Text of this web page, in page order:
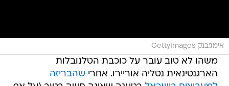
אימג'בנק GettyImages
משהו לא טוב עובר על כוכבת הטלנובלות
הארגנטינאית נטליה אוריירו. אחרי שהבריזה